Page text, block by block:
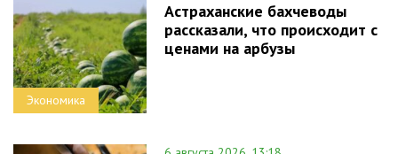
Экономика
Астраханские бахчеводы
рассказали, что происходит с
ценами на арбузы